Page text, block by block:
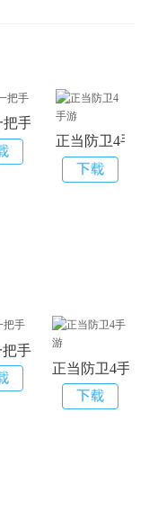
活安卓中文版手游
手
正当防卫4手游
活安卓中文版手游
手
正当防卫4手游